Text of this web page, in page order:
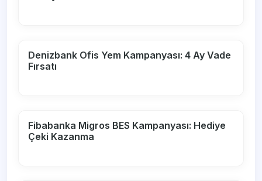
Denizbank Ofis Yem Kampanyası: 4 Ay Vade
Fırsatı
Fibabanka Migros BES Kampanyası: Hediye
Çeki Kazanma